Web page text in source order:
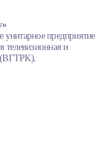
унитарное предприятие
телевизионная и
(ВГТРК).